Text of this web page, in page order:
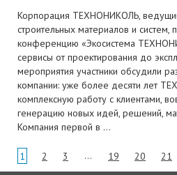
Корпорация ТЕХНОНИКОЛЬ,
строительных материалов и систем,
конференцию «Экосистема
сервисы от проектирования до
мероприятия участники обсудили
компании: уже более десяти лет
комплексную работу с клиентами,
генерацию новых идей, решений,
Компания первой в ...
1 2 3 … 19 20 21